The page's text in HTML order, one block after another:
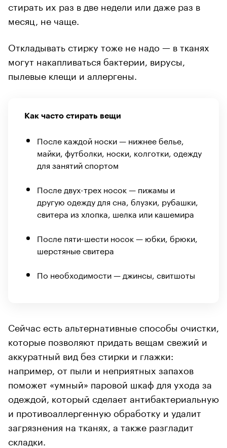
стирать их раз в две недели или даже раз в
месяц, не чаще.
Откладывать стирку тоже не надо — в тканях
могут накапливаться бактерии, вирусы,
пылевые клещи и аллергены.
Как часто стирать вещи
После каждой носки — нижнее белье,
майки, футболки, носки, колготки, одежду
для занятий спортом
После двух-трех носок — пижамы и
другую одежду для сна, блузки, рубашки,
свитера из хлопка, шелка или кашемира
После пяти-шести носок — юбки, брюки,
шерстяные свитера
По необходимости — джинсы, свитшоты
Сейчас есть альтернативные способы очистки,
которые позволяют придать вещам свежий и
аккуратный вид без стирки и глажки:
например, от пыли и неприятных запахов
поможет «умный» паровой шкаф для ухода за
одеждой, который сделает антибактериальную
и противоаллергенную обработку и удалит
загрязнения на тканях, а также разгладит
складки.